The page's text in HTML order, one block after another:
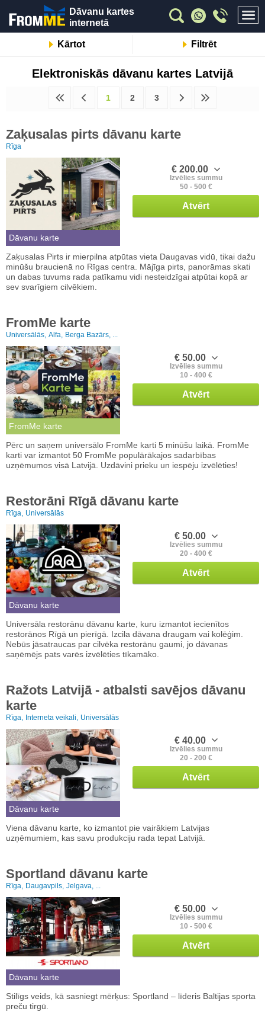
Dāvanu kartes
internetā
Kārtot Filtrēt
Elektroniskās dāvanu kartes Latvijā
1 2 3
Zaķusalas pirts dāvanu karte
Rīga
Dāvanu karte
€ 200.00
Izvēlies summu
50 - 500 €
Atvērt
Zaķusalas Pirts ir mierpilna atpūtas vieta Daugavas vidū, tikai dažu
minūšu braucienā no Rīgas centra. Mājīga pirts, panorāmas skati
un dabas tuvums rada patīkamu vidi nesteidzīgai atpūtai kopā ar
sev svarīgiem cilvēkiem.
FromMe karte
Universālās, Alfa, Berga Bazārs, ...
FromMe karte
€ 50.00
Izvēlies summu
10 - 400 €
Atvērt
Pērc un saņem universālo FromMe karti 5 minūšu laikā. FromMe
karti var izmantot 50 FromMe populārākajos sadarbības
uzņēmumos visā Latvijā. Uzdāvini prieku un iespēju izvēlēties!
Restorāni Rīgā dāvanu karte
Rīga, Universālās
Dāvanu karte
€ 50.00
Izvēlies summu
20 - 400 €
Atvērt
Universāla restorānu dāvanu karte, kuru izmantot iecienītos
restorānos Rīgā un pierīgā. Izcila dāvana draugam vai kolēģim.
Nebūs jāsatraucas par cilvēka restorānu gaumi, jo dāvanas
saņēmējs pats varēs izvēlēties tīkamāko.
Ražots Latvijā - atbalsti savējos dāvanu
karte
Rīga, Interneta veikali, Universālās
Dāvanu karte
€ 40.00
Izvēlies summu
20 - 200 €
Atvērt
Viena dāvanu karte, ko izmantot pie vairākiem Latvijas
uzņēmumiem, kas savu produkciju rada tepat Latvijā.
Sportland dāvanu karte
Rīga, Daugavpils, Jelgava, ...
Dāvanu karte
€ 50.00
Izvēlies summu
10 - 500 €
Atvērt
Stilīgs veids, kā sasniegt mērķus: Sportland – līderis Baltijas sporta
preču tirgū.